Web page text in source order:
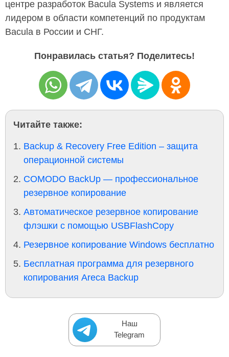
центре разработок Bacula Systems и является
лидером в области компетенций по продуктам
Bacula в России и СНГ.
Понравилась статья? Поделитесь!
Читайте также:
Backup & Recovery Free Edition – защита
операционной системы
COMODO BackUp — профессиональное
резервное копирование
Автоматическое резервное копирование
флэшки с помощью USBFlashCopy
Резервное копирование Windows бесплатно
Бесплатная программа для резервного
копирования Areca Backup
Наш
Telegram